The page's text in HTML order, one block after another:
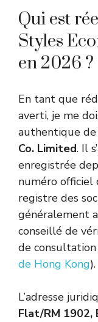
Qui est
Styles
en 2026 ?
En tant que
averti, je me
authentique de
Co. Limited. Il
enregistrée
numéro officiel
registre des
généralement
conseillé de
de
de Hong Kong).
L’adresse
Flat/RM 1902,